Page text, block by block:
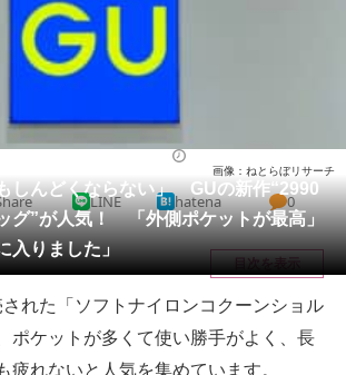
クイズ
地域
総合ページ
通す
しんどくならない」 GUの新作“2990
グ”が人気！ 「外側ポケットが最高」
入りました」
画像：ねとらぼリサーチ
LINE hatena 0
目次を表示
れた「ソフトナイロンコクーンショル
ポケットが多くて使い勝手がよく、長
疲れないと人気を集めています。